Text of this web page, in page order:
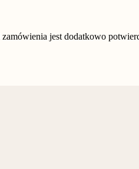
jest dodatkowo